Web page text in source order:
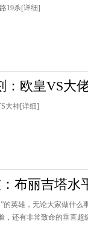
19杀[详细]
：欧皇VS大
大神[详细]
布丽吉塔水
的英雄，无论大家做什
还有非常致命的垂直